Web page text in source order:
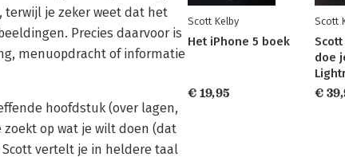
je zeker weet dat het
Precies daarvoor is
menuopdracht of informatie
hoofdstuk (over lagen,
op wat je wilt doen (dat
vertelt je in heldere taal
Scott Kelby
Het iPhone 5 boek
€ 19,95
Scott
doe
€